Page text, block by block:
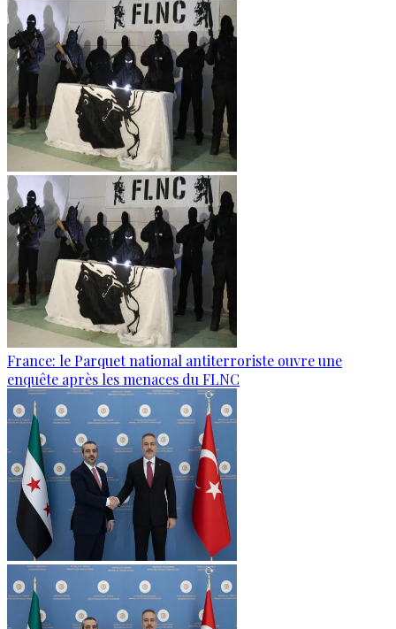
France: le Parquet national antiterroriste ouvre une
enquête après les menaces du FLNC